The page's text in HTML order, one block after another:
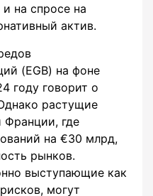
на спросе на
актив.
(EGB) на фоне
году говорит о
растущие
Франции, где
на €30 млрд,
рынков.
выступающие как
могут